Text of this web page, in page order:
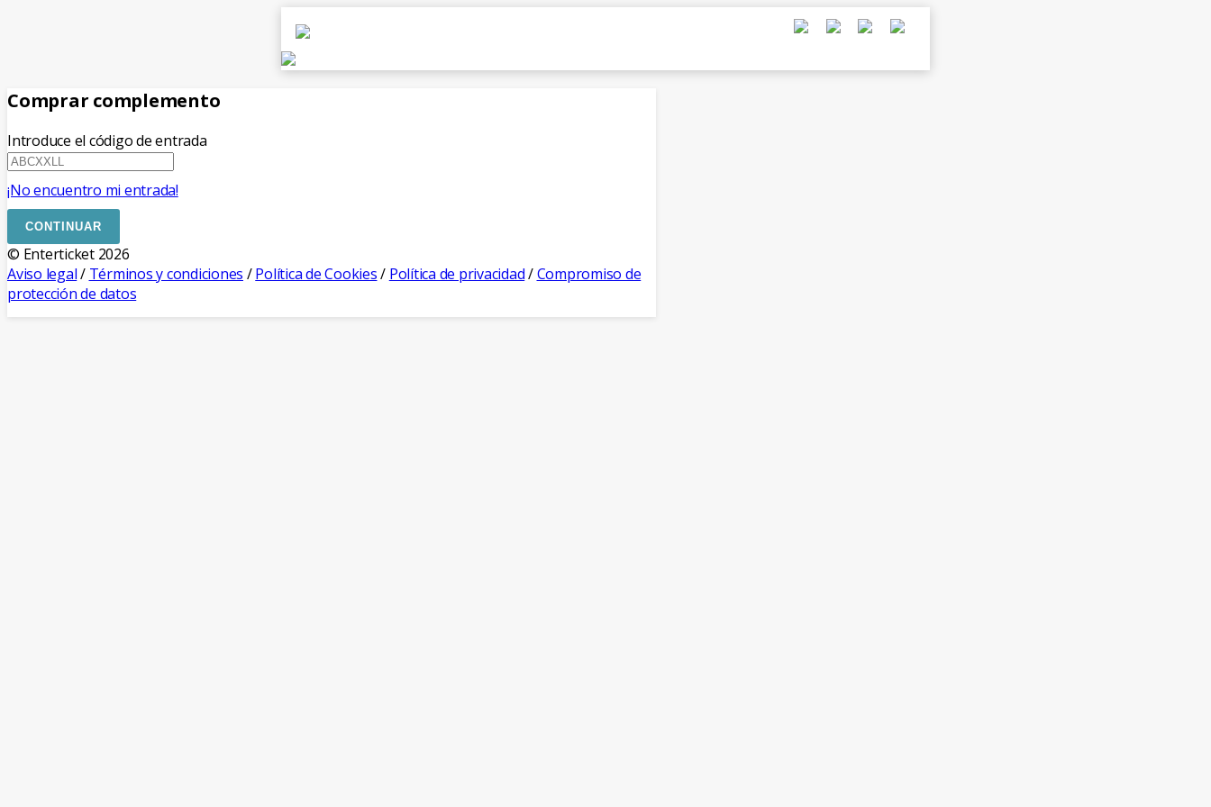
Comprar complemento
Introduce el código de entrada
¡No encuentro mi entrada!
CONTINUAR
© Enterticket 2026
Aviso legal/ Términos y condiciones /Política de Cookies/ Política de privacidad/Compromiso de
protección de datos